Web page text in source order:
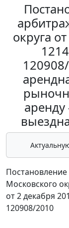
округа
аренду
Московского
от 2 декабря
120908/2010